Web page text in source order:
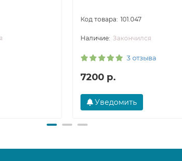
101.047
Закончился
3 отзыва
7200 р.
Уведомить